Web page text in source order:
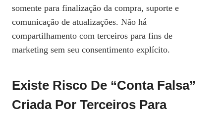
somente para finalização da compra, suporte e
comunicação de atualizações. Não há
compartilhamento com terceiros para fins de
marketing sem seu consentimento explícito.
Existe Risco De “conta Falsa”
Criada Por Terceiros Para